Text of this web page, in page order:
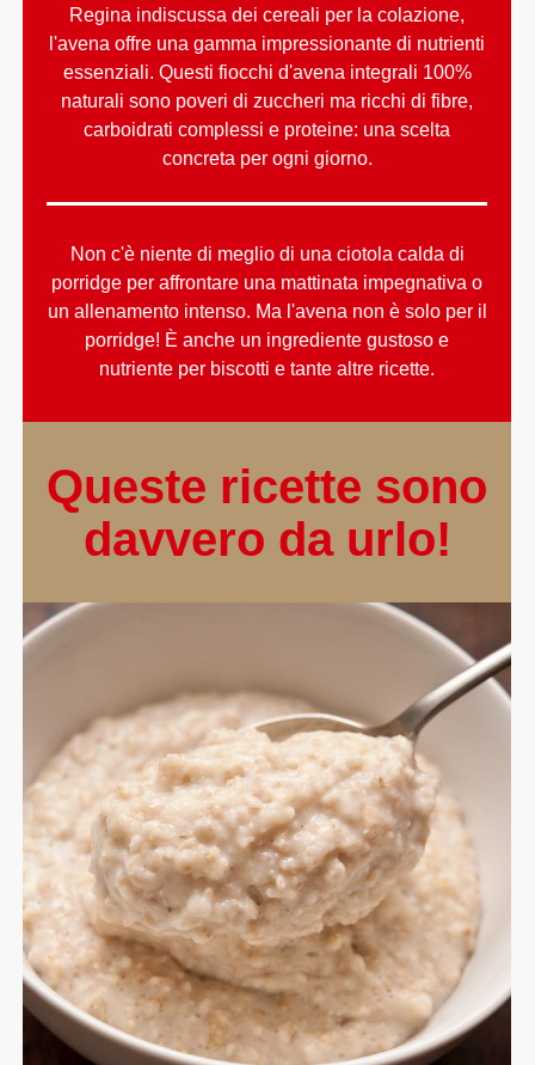
Regina indiscussa dei cereali per la colazione,
l'avena offre una gamma impressionante di nutrienti
essenziali. Questi fiocchi d'avena integrali 100%
naturali sono poveri di zuccheri ma ricchi di fibre,
carboidrati complessi e proteine: una scelta
concreta per ogni giorno.
Non c'è niente di meglio di una ciotola calda di
porridge per affrontare una mattinata impegnativa o
un allenamento intenso. Ma l'avena non è solo per il
porridge! È anche un ingrediente gustoso e
nutriente per biscotti e tante altre ricette.
Queste ricette sono
davvero da urlo!